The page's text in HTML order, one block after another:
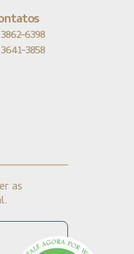
6398
3858
as